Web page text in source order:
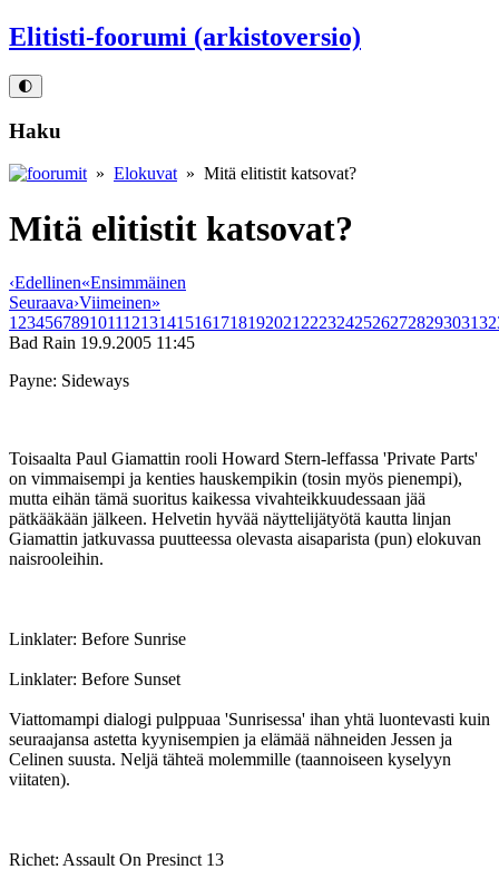
Elitisti-foorumi (arkistoversio)
🌓
Haku
» Elokuvat » Mitä elitistit katsovat?
Mitä elitistit katsovat?
‹Edellinen«Ensimmäinen
Seuraava›Viimeinen»
1 23456789101112131415161718192021 2223242526272829303132
Bad Rain 19.9.2005 11:45
Payne: Sideways
Toisaalta Paul Giamattin rooli Howard Stern-leffassa 'Private Parts'
on vimmaisempi ja kenties hauskempikin (tosin myös pienempi),
mutta eihän tämä suoritus kaikessa vivahteikkuudessaan jää
pätkääkään jälkeen. Helvetin hyvää näyttelijätyötä kautta linjan
Giamattin jatkuvassa puutteessa olevasta aisaparista (pun) elokuvan
naisrooleihin.
Linklater: Before Sunrise
Linklater: Before Sunset
Viattomampi dialogi pulppuaa 'Sunrisessa' ihan yhtä luontevasti kuin
seuraajansa astetta kyynisempien ja elämää nähneiden Jessen ja
Celinen suusta. Neljä tähteä molemmille (taannoiseen kyselyyn
viitaten).
Richet: Assault On Presinct 13